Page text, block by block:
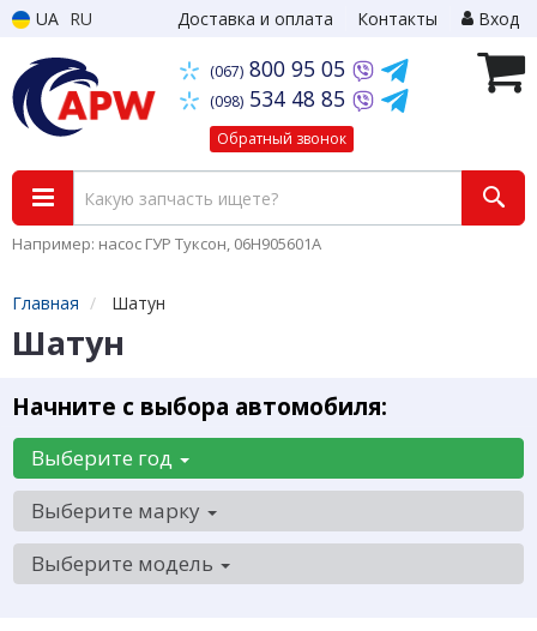
UA RU Доставка и оплата Контакты Вход
(067) 800 95 05
(098) 534 48 85
Обратный звонок
Например: насос ГУР Туксон, 06H905601A
Главная Шатун
Шатун
Начните с выбора автомобиля:
Выберите год
Выберите марку
Выберите модель